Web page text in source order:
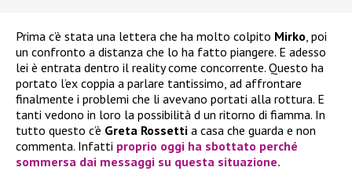
Prima c’è stata una lettera che ha molto colpito Mirko, poi
un confronto a distanza che lo ha fatto piangere. E adesso
lei è entrata dentro il reality come concorrente. Questo ha
portato l’ex coppia a parlare tantissimo, ad affrontare
finalmente i problemi che li avevano portati alla rottura. E
tanti vedono in loro la possibilità d un ritorno di fiamma. In
tutto questo c’è Greta Rossetti a casa che guarda e non
commenta. Infatti proprio oggi ha sbottato perché
sommersa dai messaggi su questa situazione.